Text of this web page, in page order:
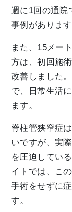
週に1回の通院
事例があります
また、15メー
方は、初回施
改善しました
で、日常生活
ます。
脊柱管狭窄症
いですが、実
を圧迫してい
イトでは、こ
手術をせずに
す。